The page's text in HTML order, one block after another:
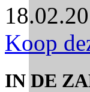
Koop
IN DE